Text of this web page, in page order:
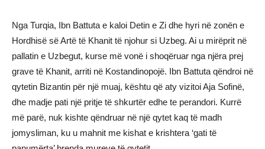
Nga Turqia, Ibn Battuta e kaloi Detin e Zi dhe hyri në zonën e
Hordhisë së Artë të Khanit të njohur si Uzbeg. Ai u mirëprit në
pallatin e Uzbegut, kurse më vonë i shoqëruar nga njëra prej
grave të Khanit, arriti në Kostandinopojë. Ibn Battuta qëndroi në
qytetin Bizantin për një muaj, kështu që aty vizitoi Aja Sofinë,
dhe madje pati një pritje të shkurtër edhe te perandori. Kurrë
më parë, nuk kishte qëndruar në një qytet kaq të madh
jomysliman, ku u mahnit me kishat e krishtera ‘gati të